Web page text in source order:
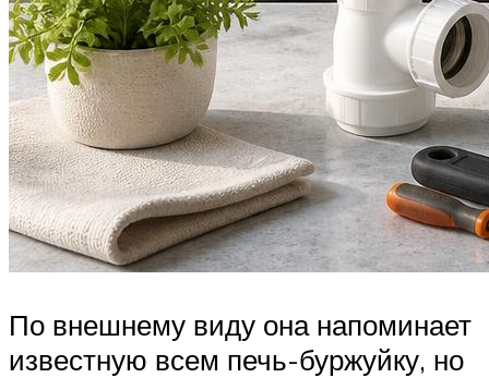
По внешнему виду она напоминает
известную всем печь-буржуйку, но